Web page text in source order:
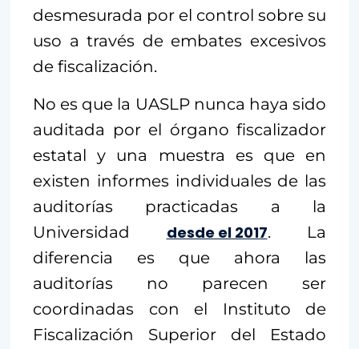
desmesurada por el control sobre su
uso a través de embates excesivos
de fiscalización.
No es que la UASLP nunca haya sido
auditada por el órgano fiscalizador
estatal y una muestra es que en
existen informes individuales de las
auditorías practicadas a la
Universidad desde el 2017. La
diferencia es que ahora las
auditorías no parecen ser
coordinadas con el Instituto de
Fiscalización Superior del Estado